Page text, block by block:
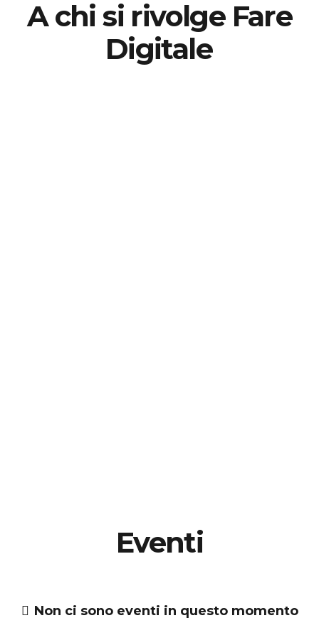
A chi si rivolge Fare
Digitale
Eventi
Non ci sono eventi in questo momento